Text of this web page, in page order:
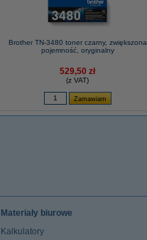
Brother TN-3480 toner czarny, zwiększona
pojemność, oryginalny
529,50 zł
(z VAT)
Materiały biurowe
Kalkulatory